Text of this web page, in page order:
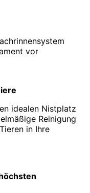
vor
idealen Nistplatz
Reinigung
in Ihre